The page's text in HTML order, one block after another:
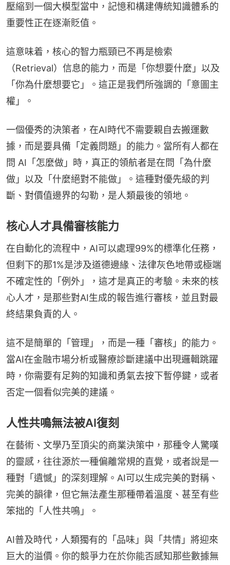
壓縮到一個大模型當中，記憶和構建傳統知識體系的
重要性正在逐漸貶值。
這意味着，核心的智力瓶頸已不再是檢索
（Retrieval）信息的能力，而是「你想要什麼」以及
「你為什麼想要它」。這正是我們所強調的「意圖主
權」。
一個優秀的決策者，在AI時代不需要親自去搬運數
據，而是要具備「定義問題」的能力。當所有人都在
問 AI「怎麼做」時，真正的領航者是在問「為什麼
做」以及「什麼絕對不能做」。這種對優先級的判
斷、對價值邊界的勾勒，是人類最後的領地。
核心人才具備審核能力
在自動化的流程中，AI可以處理99%的標準化任務，
但剩下的那1%是涉及道德邊緣、法律灰色地帶或極端
不確定性的「例外」，這才是真正的考驗。未來的核
心人才，是那些對AI生成的報告進行審核，並且對最
終結果負責的人。
這不是簡單的「管理」，而是一種「審核」的能力。
當AI在金融市場分析或醫療診斷建議中出現邏輯跳躍
時，你需要有足夠的知識和勇氣去按下暫停鍵，或者
否定一個看似完美的建議。
人性共鳴無法被AI復刻
在藝術、文學乃至頂尖的商業決策中，那種令人驚嘆
的靈感，往往源於一種偏離常規的直覺，或者說是一
種對「遺憾」的深刻理解。AI可以生成完美的對稱、
完美的韻律，但它無法產生那種帶着溫度、甚至有些
笨拙的「人性共鳴」。
AI普及時代，人類獨有的「品味」與「共情」將迎來
巨大的溢價。你的競爭力在於你能否感知那些數據無